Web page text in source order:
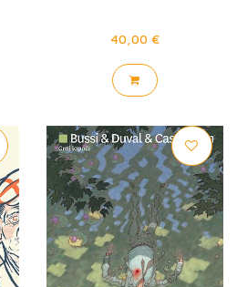
40,00 €